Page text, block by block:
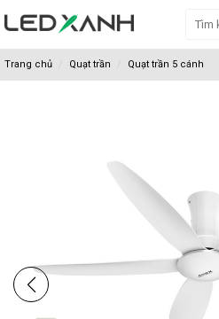
Trang chủ Quạt trần Quạt trần 5 cánh